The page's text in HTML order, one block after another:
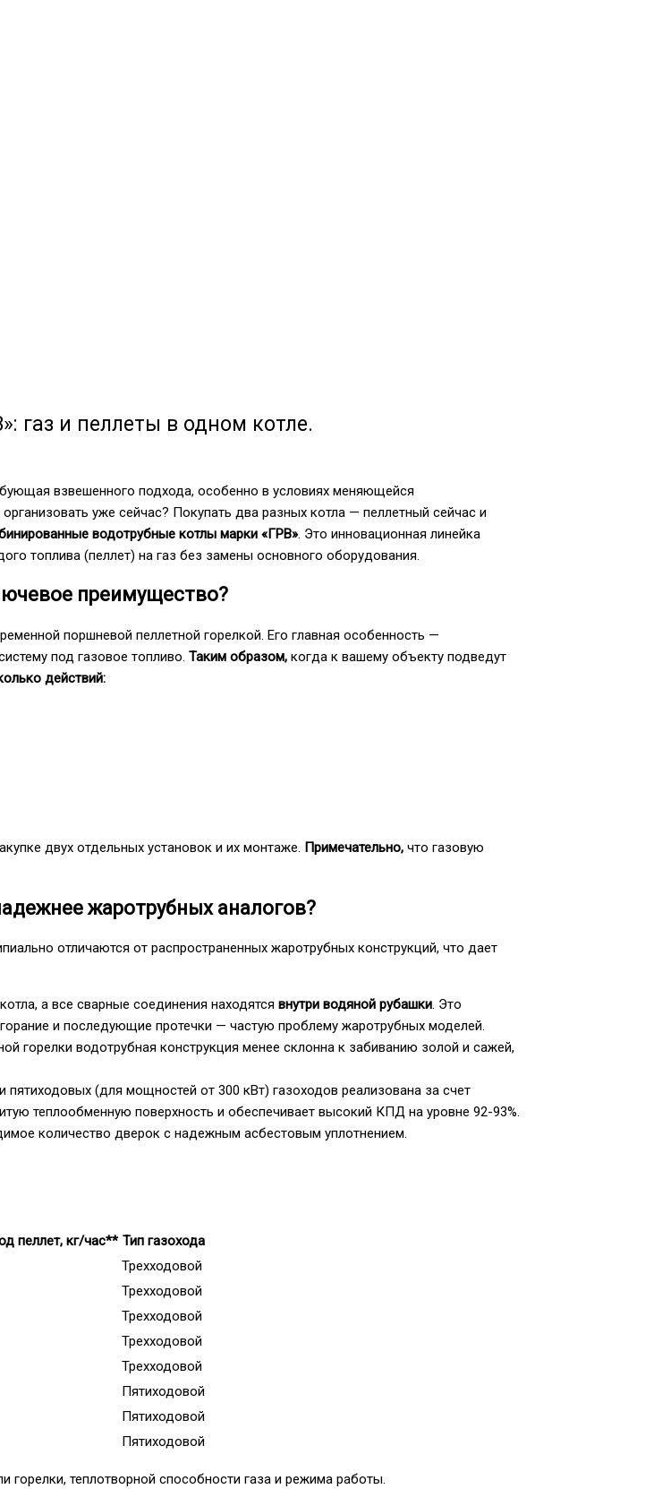
газ и пеллеты в одном котле.
взвешенного подхода, особенно в условиях меняющейся
уже сейчас? Покупать два разных котла — пеллетный сейчас и
водотрубные котлы марки «ГРВ». Это инновационная линейка
топлива (пеллет) на газ без замены основного оборудования.
преимущество?
поршневой пеллетной горелкой. Его главная особенность —
под газовое топливо. Таким образом, когда к вашему объекту подведут
действий:
двух отдельных установок и их монтаже. Примечательно, что газовую
жаротрубных аналогов?
отличаются от распространенных жаротрубных конструкций, что дает
а все сварные соединения находятся внутри водяной рубашки. Это
и последующие протечки — частую проблему жаротрубных моделей.
горелки водотрубная конструкция менее склонна к забиванию золой и сажей,
(для мощностей от 300 кВт) газоходов реализована за счет
теплообменную поверхность и обеспечивает высокий КПД на уровне 92-93%.
количество дверок с надежным асбестовым уплотнением.
пеллет, кг/час** Тип газохода
Трехходовой
Трехходовой
Трехходовой
Трехходовой
Трехходовой
Пятиходовой
Пятиходовой
Пятиходовой
горелки, теплотворной способности газа и режима работы.